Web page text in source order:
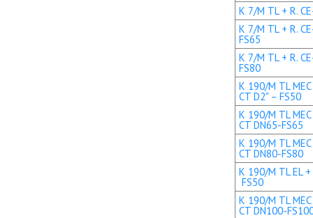
K 7/M TL + R.
K 7/M TL + R.
FS65
K 7/M TL + R.
FS80
K 190/M TL MEC
CT D2" – FS50
K 190/M TL MEC
CT DN65-FS65
K 190/M TL MEC
CT DN80-FS80
K 190/M TL EL +
FS50
K 190/M TL MEC
CT DN100-